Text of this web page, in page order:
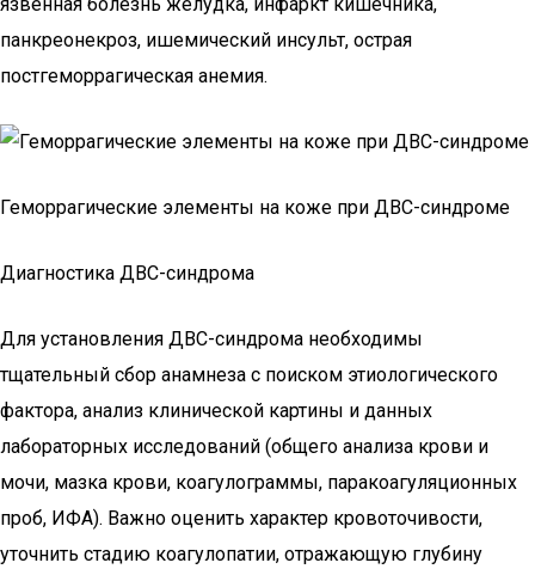
панкреонекроз, ишемический инсульт, острая
постгеморрагическая анемия.
Геморрагические элементы на коже при ДВС-синдроме
Диагностика ДВС-синдрома
Для установления ДВС-синдрома необходимы
тщательный сбор анамнеза с поиском этиологического
фактора, анализ клинической картины и данных
лабораторных исследований (общего анализа крови и
мочи, мазка крови, коагулограммы, паракоагуляционных
проб, ИФА). Важно оценить характер кровоточивости,
уточнить стадию коагулопатии, отражающую глубину